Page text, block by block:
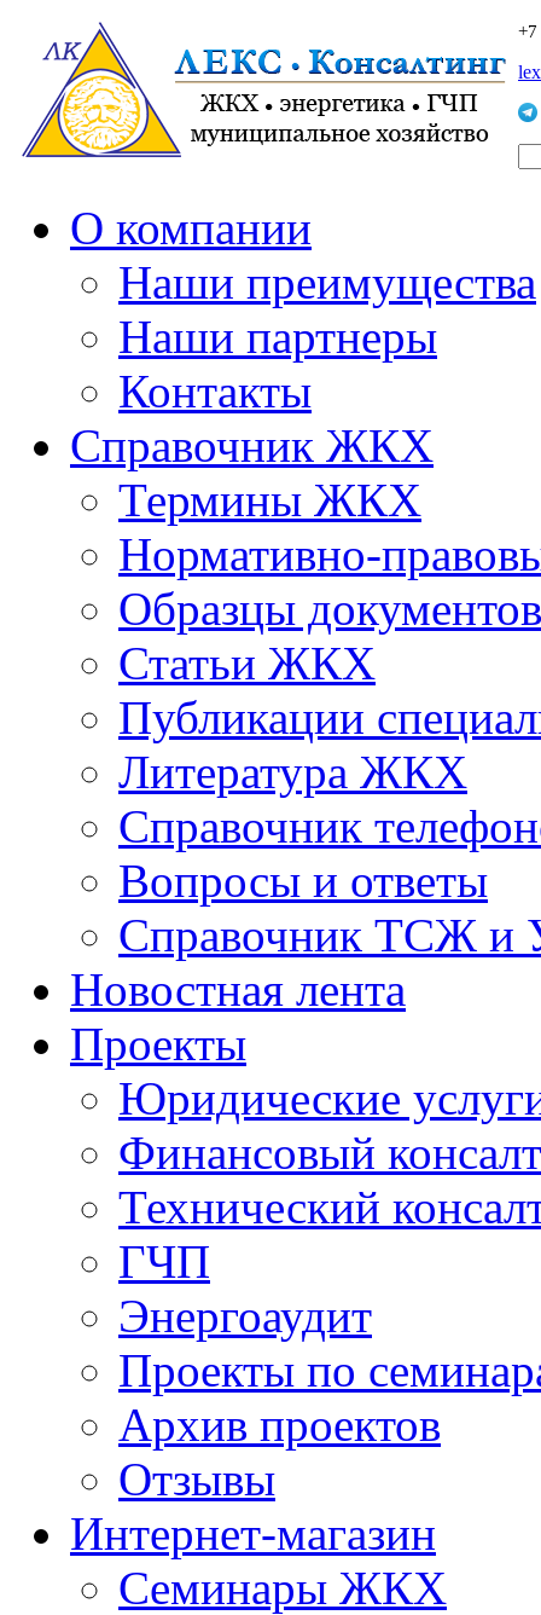
О компании
Наши преимущества
Наши партнеры
Контакты
Справочник ЖКХ
Термины ЖКХ
Нормативно-
Образцы документов
Статьи ЖКХ
Публикации
Литература ЖКХ
Справочник
Вопросы и ответы
Справочник ТСЖ и
Новостная лента
Проекты
Юридические
Финансовый
Технический
ГЧП
Энергоаудит
Проекты по
Архив проектов
Отзывы
Интернет-магазин
Семинары ЖКХ